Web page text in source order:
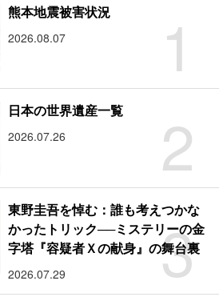
1
熊本地震被害状況
2026.08.07
2
日本の世界遺産一覧
2026.07.26
3
東野圭吾を悼む：誰も考えつかな
かったトリック──ミステリーの金
字塔『容疑者Ｘの献身』の舞台裏
2026.07.29